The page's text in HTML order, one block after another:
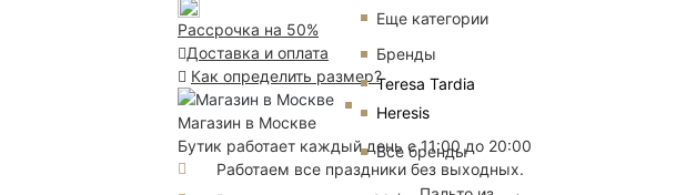
Еще категории
Бренды
Teresa Tardia
Heresis
Все бренды
Рассрочка на 50%
Доставка и оплата
Как определить размер?
Магазин в Москве
Бутик работает каждый день с 11:00 до 20:00
Работаем все праздники без выходных.